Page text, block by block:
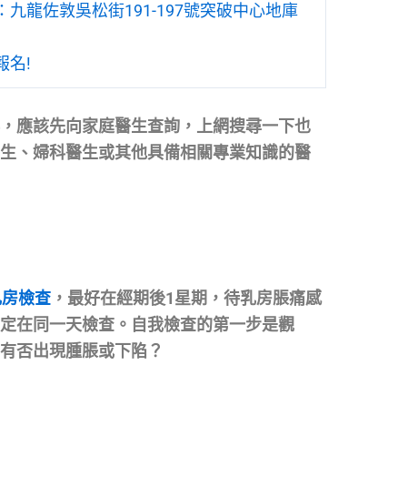
九龍佐敦吳松街191-197號突破中心地庫
名!
應該先向家庭醫生查詢，上網搜尋一下也
、婦科醫生或其他具備相關專業知識的醫
檢查 ，最好在經期後1星期，待乳房脹痛感
在同一天檢查。自我檢查的第一步是觀
否出現腫脹或下陷？